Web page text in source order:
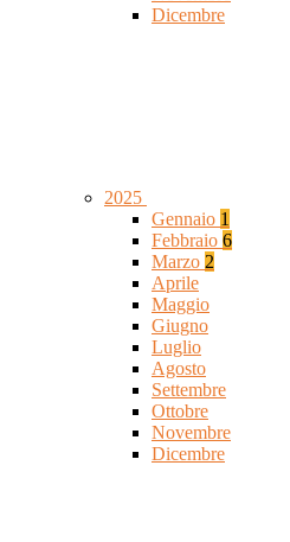
Dicembre
2025
Gennaio 1
Febbraio 6
Marzo 2
Aprile
Maggio
Giugno
Luglio
Agosto
Settembre
Ottobre
Novembre
Dicembre